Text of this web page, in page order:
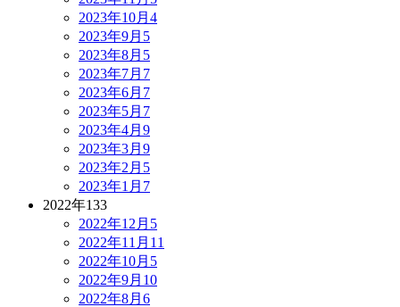
2023年10月 4
2023年9月 5
2023年8月 5
2023年7月 7
2023年6月 7
2023年5月 7
2023年4月 9
2023年3月 9
2023年2月 5
2023年1月 7
2022年133
2022年12月 5
2022年11月 11
2022年10月 5
2022年9月 10
2022年8月 6